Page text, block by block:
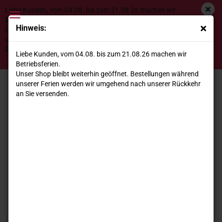
Hinweis:
Liebe Kunden, vom 04.08. bis zum 21.08.26 machen wir
Betriebsferien.
Unser Shop bleibt weiterhin geöffnet. Bestellungen während
unserer Ferien werden wir umgehend nach unserer Rückkehr
an Sie versenden.
Liebe Kunden, vom 04.08. bis zum 21.08.26 machen wir
Betriebsferien.
Unser Shop bleibt weiterhin geöffnet. Bestellungen während
unserer Ferien werden wir umgehend nach unserer
Rückkehr an Sie versenden.
Bio Negroamaro Nativo IGT Salento Rosso 2024 Guarini
*